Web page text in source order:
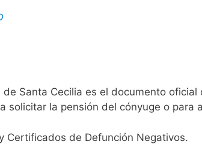
Santa Cecilia es el documento
solicitar la pensión del cónyuge o para
Certificados de Defunción Negativos.